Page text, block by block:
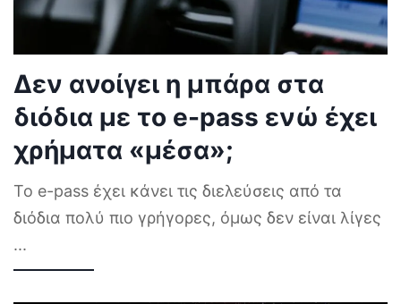
Δεν ανοίγει η μπάρα στα
διόδια με το e-pass ενώ έχει
χρήματα «μέσα»;
Το e-pass έχει κάνει τις διελεύσεις από τα
διόδια πολύ πιο γρήγορες, όμως δεν είναι λίγες
...